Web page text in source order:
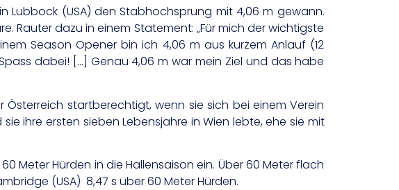
Lubbock (USA) den Stabhochsprung mit 4,06 m gewann.
Rauter dazu in einem Statement: „Für mich der wichtigste
Season Opener bin ich 4,06 m aus kurzem Anlauf (12
dabei! […] Genau 4,06 m war mein Ziel und das habe
startberechtigt, wenn sie sich bei einem Verein
ihre ersten sieben Lebensjahre in Wien lebte, ehe sie mit
Meter Hürden in die Hallensaison ein. Über 60 Meter flach
(USA) 8,47 s über 60 Meter Hürden.